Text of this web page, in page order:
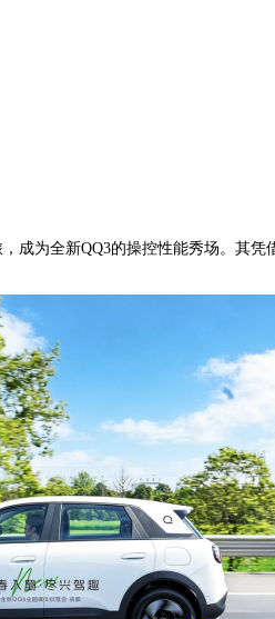
成为全新QQ3的操控性能秀场。其